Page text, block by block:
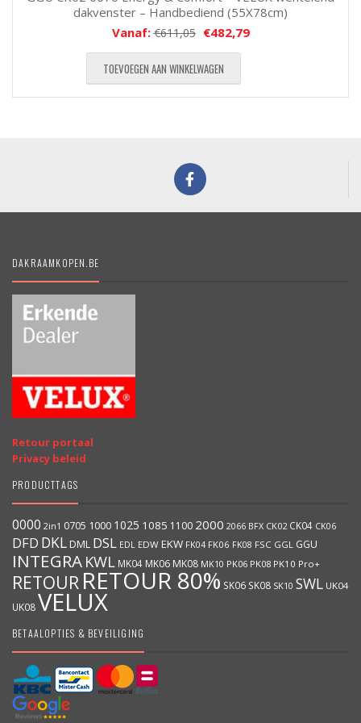
dakvenster – Handbediend (55X78cm)
Vanaf:€611,05 €482,79
TOEVOEGEN AAN WINKELWAGEN
DAKRAAMKOPEN.BE
Retour portaal
Privacy beleid
PRODUCTTAGS
0000 2in1 0705 1000 1025 1085 1100 2000 2066 BFX CK02 CK04 CK06
DFD DKL DML DSL EDL EDW EKW FK04 FK06 FK08 FSC GGL GGU
INTEGRA KWL MK04 MK06 MK08 MK10 PK06 PK08 PK10 Pro+
RETOUR RETOUR 80% SK06 SK08 SK10 SWL UK04
UK08VELUX
BETAALOPTIES & BEVEILIGING